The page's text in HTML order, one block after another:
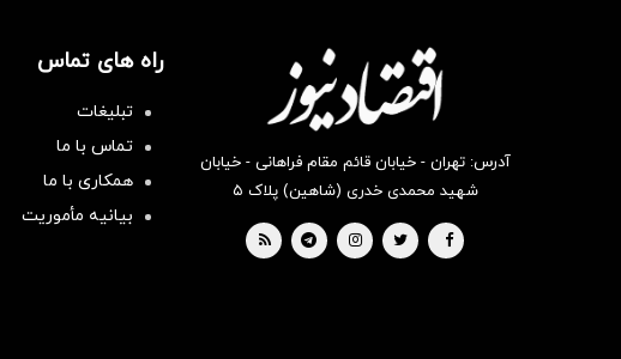
آدرس: تهران - خیابان قائم مقام فراهانی - خیابان
شهید محمدی خدری (شاهین) پلاک ۵
راه های تماس
تبلیغات
تماس با ما
همکاری با ما
بیانیه مأموریت